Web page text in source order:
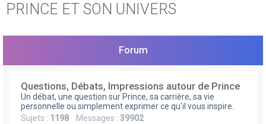
PRINCE ET SON UNIVERS
Forum
Questions, Débats, Impressions autour de Prince
Un débat, une question sur Prince, sa carrière, sa vie
personnelle ou simplement exprimer ce qu'il vous inspire.
Sujets : 1198 Messages : 39902